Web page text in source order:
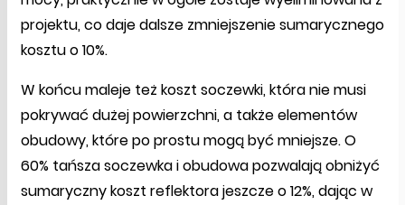
projektu, co daje dalsze zmniejszenie sumarycznego
kosztu o 10%.
W końcu maleje też koszt soczewki, która nie musi
pokrywać dużej powierzchni, a także elementów
obudowy, które po prostu mogą być mniejsze. O
60% tańsza soczewka i obudowa pozwalają obniżyć
sumaryczny koszt reflektora jeszcze o 12%, dając w